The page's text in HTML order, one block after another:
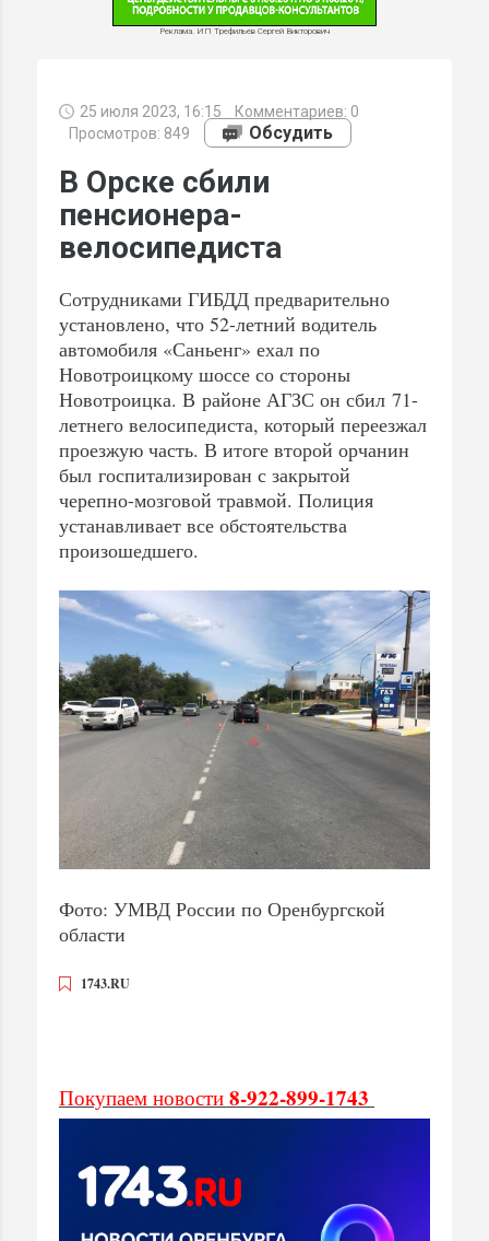
Реклама. ИП Трефильев Сергей Викторович
25 июля 2023, 16:15 Комментариев: 0
Просмотров: 849
Обсудить
В Орске сбили
пенсионера-
велосипедиста
Сотрудниками ГИБДД предварительно
установлено, что 52-летний водитель
автомобиля «Саньенг» ехал по
Новотроицкому шоссе со стороны
Новотроицка. В районе АГЗС он сбил 71-
летнего велосипедиста, который переезжал
проезжую часть. В итоге второй орчанин
был госпитализирован с закрытой
черепно-мозговой травмой. Полиция
устанавливает все обстоятельства
произошедшего.
Фото: УМВД России по Оренбургской
области
1743.RU
Покупаем новости 8-922-899-1743